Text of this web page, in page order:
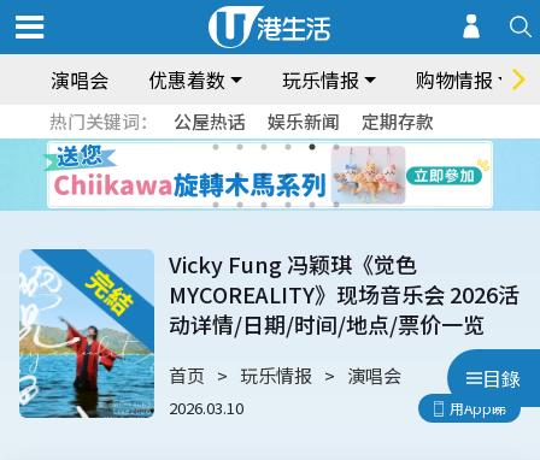
演唱会 优惠着数 玩乐情报 购物情报
热门关键词： 公屋热话 娱乐新闻 定期存款
目錄
Vicky Fung 冯颖琪《觉色
MYCOREALITY》现场音乐会 2026活
动详情/日期/时间/地点/票价一览
首页 玩乐情报 演唱会
2026.03.10 用App睇